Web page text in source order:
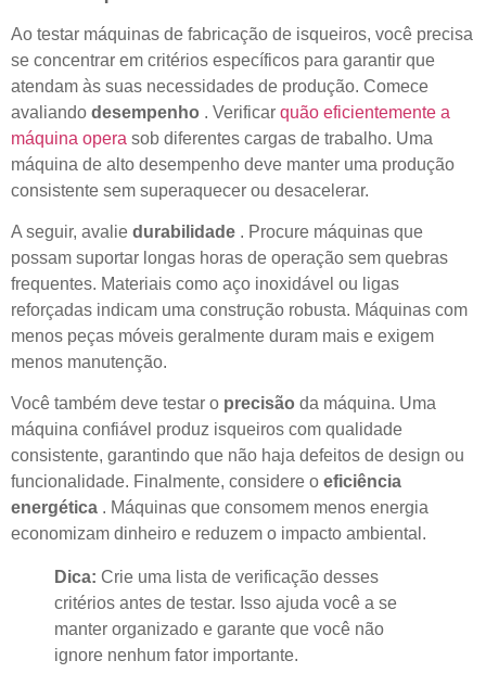
Ao testar máquinas de fabricação de isqueiros, você precisa
se concentrar em critérios específicos para garantir que
atendam às suas necessidades de produção. Comece
avaliando desempenho . Verificar quão eficientemente a
máquina opera sob diferentes cargas de trabalho. Uma
máquina de alto desempenho deve manter uma produção
consistente sem superaquecer ou desacelerar.
A seguir, avalie durabilidade . Procure máquinas que
possam suportar longas horas de operação sem quebras
frequentes. Materiais como aço inoxidável ou ligas
reforçadas indicam uma construção robusta. Máquinas com
menos peças móveis geralmente duram mais e exigem
menos manutenção.
Você também deve testar o precisão da máquina. Uma
máquina confiável produz isqueiros com qualidade
consistente, garantindo que não haja defeitos de design ou
funcionalidade. Finalmente, considere o eficiência
energética . Máquinas que consomem menos energia
economizam dinheiro e reduzem o impacto ambiental.
Dica: Crie uma lista de verificação desses
critérios antes de testar. Isso ajuda você a se
manter organizado e garante que você não
ignore nenhum fator importante.